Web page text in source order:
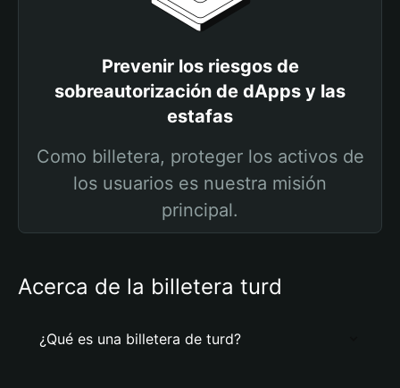
Prevenir los riesgos de
sobreautorización de dApps y las
estafas
Como billetera, proteger los activos de
los usuarios es nuestra misión
principal.
Acerca de la billetera turd
¿Qué es una billetera de turd?